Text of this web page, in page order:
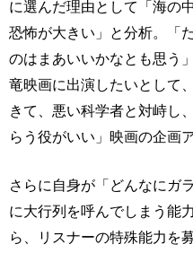
に選んだ理由として「海の
恐怖が大きい」と分析。「
のはまあいいかなとも思う
竜映画に出演したいとして
きて、悪い科学者と対峙し
らう役がいい」映画の企画
さらに自身が「どんなにガ
に大行列を呼んでしまう能
ら、リスナーの特殊能力を